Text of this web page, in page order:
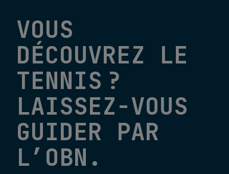
VOUS
DÉCOUVREZ LE
TENNIS ?
LAISSEZ-VOUS
GUIDER PAR
L’OBN.